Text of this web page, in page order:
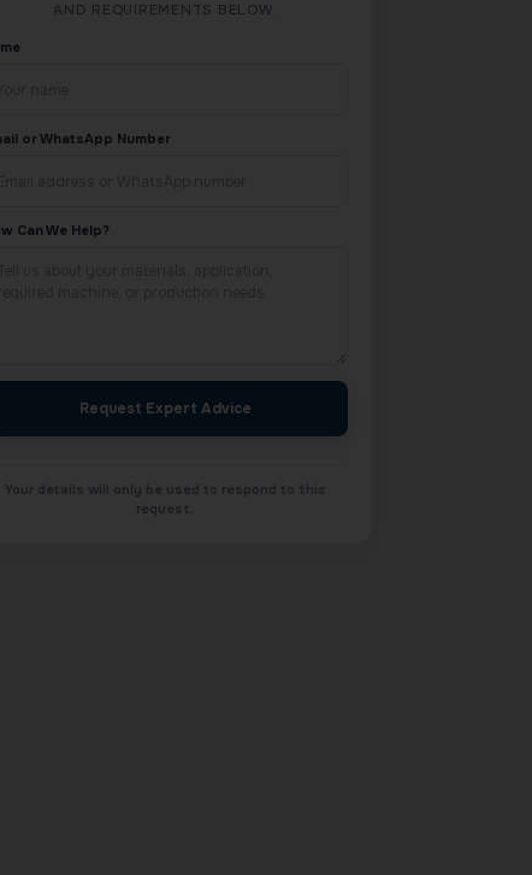
AND REQUIREMENTS BELOW.
or WhatsApp Number
Can We Help?
Request Expert Advice
Your details will only be used to respond to this
request.